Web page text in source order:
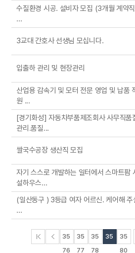
수질환경 시공. 설비자 모집 (3개월 계약
...
3교대 간호사 선생님 모십니다.
입출하 관리 및 현장관리
산업용 감속기 및 모터 전문 영업 및 납품
원 ...
[경기화성] 자동차부품제조회사 사무직품
관리.품질...
쌀국수공장 생산직 모집
자기 스스로 개발하는 일터에서 스마트팜
설하우스...
(일산동구 ) 3등급 여자 어르신. 케어해 주
...
35
76
35
77
35
78
35
35
80